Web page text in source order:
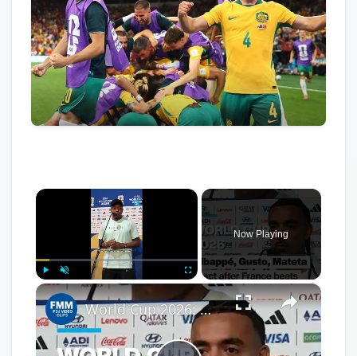
×
Play Unmute Fullscreen
Now Playing
×
World Cup 2026: Mbappé, Gusto, Mateta react after France beats Sweden 3-0